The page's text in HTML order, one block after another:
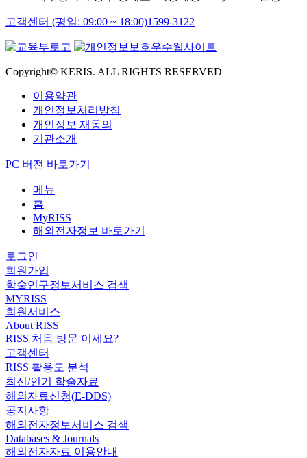
고객센터 (평일: 09:00 ~ 18:00)1599-3122
Copyright© KERIS. ALL RIGHTS RESERVED
이용약관
개인정보처리방침
개인정보 재동의
기관소개
PC 버전 바로가기
메뉴
홈
MyRISS
해외전자정보 바로가기
로그인
회원가입
학술연구정보서비스 검색
MYRISS
회원서비스
About RISS
RISS 처음 방문 이세요?
고객센터
RISS 활용도 분석
최신/인기 학술자료
해외자료신청(E-DDS)
공지사항
해외전자정보서비스 검색
Databases & Journals
해외전자자료 이용안내